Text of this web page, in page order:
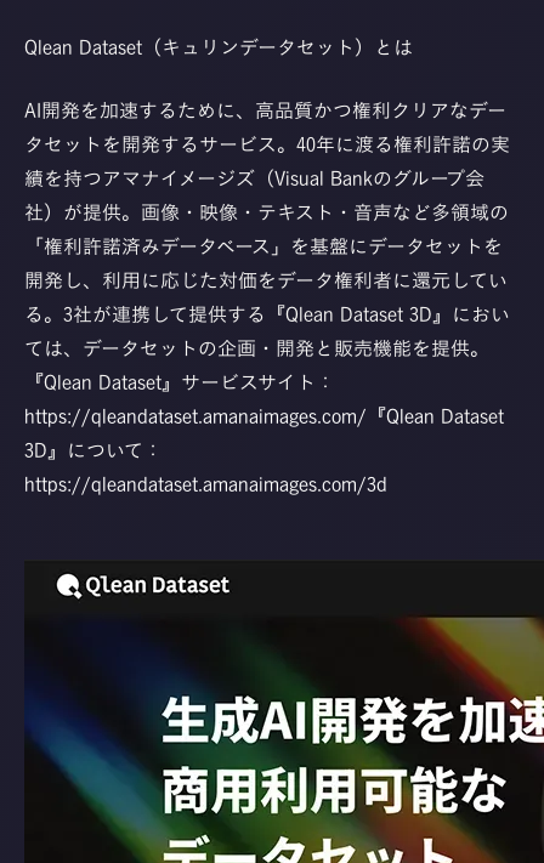
Qlean Dataset（キュリンデータセット）とは
AI開発を加速するために、高品質かつ権利クリアなデー
タセットを開発するサービス。40年に渡る権利許諾の実
績を持つアマナイメージズ（Visual Bankのグループ会
社）が提供。画像・映像・テキスト・音声など多領域の
「権利許諾済みデータベース」を基盤にデータセットを
開発し、利用に応じた対価をデータ権利者に還元してい
る。3社が連携して提供する『Qlean Dataset 3D』におい
ては、データセットの企画・開発と販売機能を提供。
『Qlean Dataset』サービスサイト：
https://qleandataset.amanaimages.com/ 『Qlean Dataset
3D』について：
https://qleandataset.amanaimages.com/3d